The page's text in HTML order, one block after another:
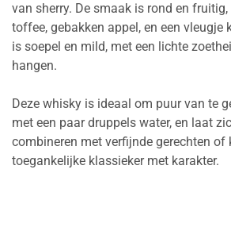
van sherry. De smaak is rond en
toffee, gebakken appel, en een vleugje
is soepel en mild, met een lichte
hangen.
Deze whisky is ideaal om puur van te
met een paar druppels water, en laat
combineren met verfijnde gerechten of
toegankelijke klassieker met karakter.